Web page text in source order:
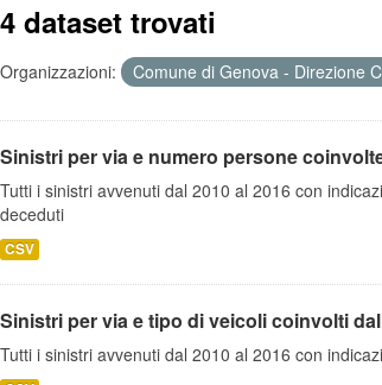
4 dataset trovati
Organizzazioni: Comune di Genova - Direzione
Sinistri per via e numero persone
Tutti i sinistri avvenuti dal 2010 al 2016 con
deceduti
CSV
Sinistri per via e tipo di veicoli coinvolti dal
Tutti i sinistri avvenuti dal 2010 al 2016 con